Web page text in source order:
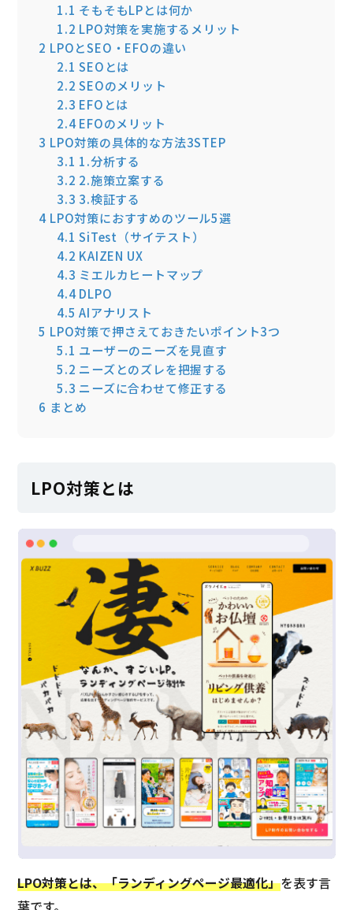
1.1 そもそもLPとは何か
1.2 LPO対策を実施するメリット
2 LPOとSEO・EFOの違い
2.1 SEOとは
2.2 SEOのメリット
2.3 EFOとは
2.4EFOのメリット
3 LPO対策の具体的な方法3STEP
3.1 1.分析する
3.2 2.施策立案する
3.3 3.検証する
4 LPO対策におすすめのツール5選
4.1 SiTest（サイテスト）
4.2 KAIZEN UX
4.3 ミエルカヒートマップ
4.4DLPO
4.5 AIアナリスト
5 LPO対策で押さえておきたいポイント3つ
5.1 ユーザーのニーズを見直す
5.2 ニーズとのズレを把握する
5.3 ニーズに合わせて修正する
6 まとめ
LPO対策とは
LPO対策とは、「ランディングページ最適化」を表す言